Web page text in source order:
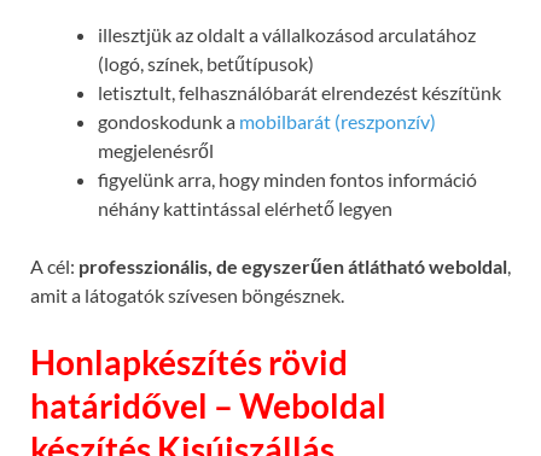
illesztjük az oldalt a vállalkozásod arculatához
(logó, színek, betűtípusok)
letisztult, felhasználóbarát elrendezést készítünk
gondoskodunk a mobilbarát (reszponzív)
megjelenésről
figyelünk arra, hogy minden fontos információ
néhány kattintással elérhető legyen
A cél: professzionális, de egyszerűen átlátható weboldal,
amit a látogatók szívesen böngésznek.
Honlapkészítés rövid
határidővel – Weboldal